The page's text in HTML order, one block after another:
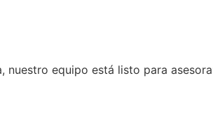
equipo está listo para